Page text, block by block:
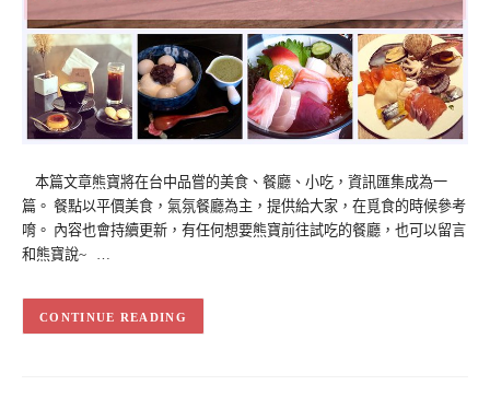
本篇文章熊寶將在台中品嘗的美食、餐廳、小吃，資訊匯集成為一
篇。 餐點以平價美食，氣氛餐廳為主，提供給大家，在覓食的時候參考
唷。 內容也會持續更新，有任何想要熊寶前往試吃的餐廳，也可以留言
和熊寶說~ …
CONTINUE READING